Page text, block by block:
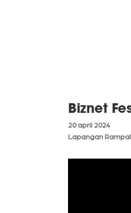
Biznet
20 april 2024
Lapangan